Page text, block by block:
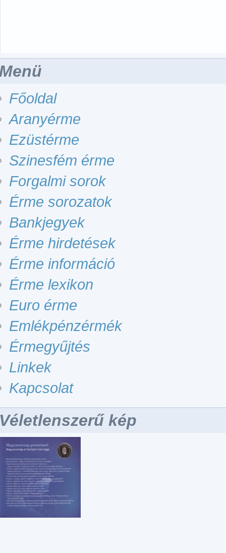
Főoldal
Aranyérme
Ezüstérme
Szinesfém érme
Forgalmi sorok
Érme sorozatok
Bankjegyek
Érme hirdetések
Érme információ
Érme lexikon
Euro érme
Emlékpénzérmék
Érmegyűjtés
Linkek
Kapcsolat
kép